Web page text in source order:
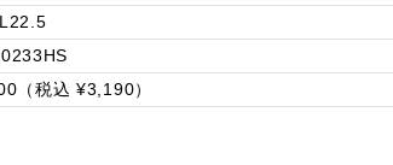
（税込 ¥3,190）